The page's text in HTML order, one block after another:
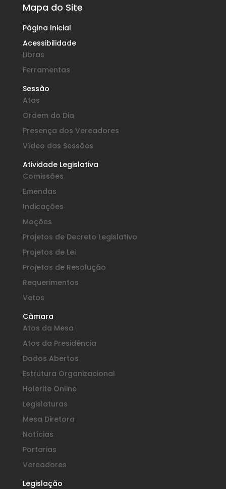
Mapa do Site
Página Inicial
Acessibilidade
Libras
Ferramentas
Sessão
Atas
Ordem do Dia
Presença dos Vereadores
Vídeo das Sessões
Atividade Legislativa
Comissões
Emendas
Indicações
Moções
Projetos de Decreto Legislativo
Projetos de Lei
Projetos de Resolução
Requerimentos
Vetos
Câmara
Atos da Mesa
Atos da Presidência
Dados Abertos
Estrutura Organizacional
Holerite Online
Legislaturas
Mesa Diretora
Notícias
Portarias
Vereadores
Legislação